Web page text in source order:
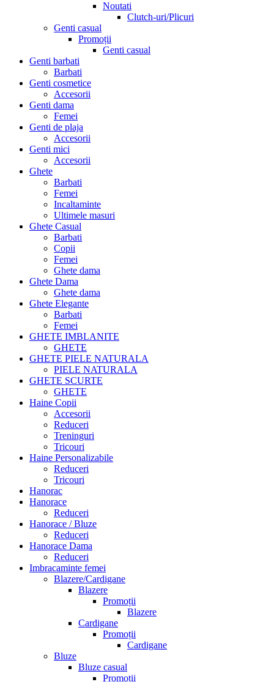
Noutati
Clutch-uri/Plicuri
Genti casual
Promoții
Genti casual
Genti barbati
Barbati
Genti cosmetice
Accesorii
Genti dama
Femei
Genti de plaja
Accesorii
Genti mici
Accesorii
Ghete
Barbati
Femei
Incaltaminte
Ultimele masuri
Ghete Casual
Barbati
Copii
Femei
Ghete dama
Ghete Dama
Ghete dama
Ghete Elegante
Barbati
Femei
GHETE IMBLANITE
GHETE
GHETE PIELE NATURALA
PIELE NATURALA
GHETE SCURTE
GHETE
Haine Copii
Accesorii
Reduceri
Treninguri
Tricouri
Haine Personalizabile
Reduceri
Tricouri
Hanorac
Hanorace
Reduceri
Hanorace / Bluze
Reduceri
Hanorace Dama
Reduceri
Imbracaminte femei
Blazere/Cardigane
Blazere
Promoții
Blazere
Cardigane
Promoții
Cardigane
Bluze
Bluze casual
Promoții